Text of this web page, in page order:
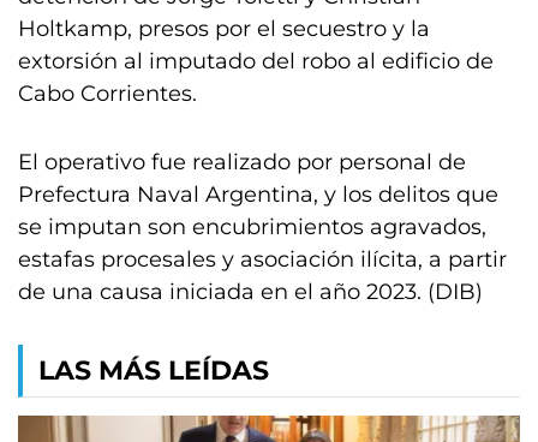
Holtkamp, presos por el secuestro y la
extorsión al imputado del robo al edificio de
Cabo Corrientes.
El operativo fue realizado por personal de
Prefectura Naval Argentina, y los delitos que
se imputan son encubrimientos agravados,
estafas procesales y asociación ilícita, a partir
de una causa iniciada en el año 2023. (DIB)
LAS MÁS LEÍDAS